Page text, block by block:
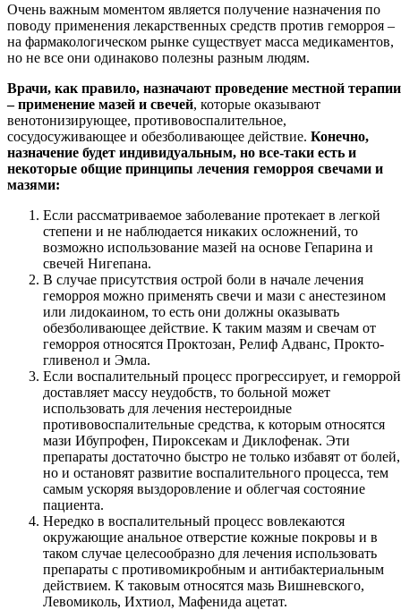
Очень важным моментом является получение назначения по
поводу применения лекарственных средств против геморроя –
на фармакологическом рынке существует масса медикаментов,
но не все они одинаково полезны разным людям.
Врачи, как правило, назначают проведение местной терапии
– применение мазей и свечей, которые оказывают
венотонизирующее, противовоспалительное,
сосудосуживающее и обезболивающее действие. Конечно,
назначение будет индивидуальным, но все-таки есть и
некоторые общие принципы лечения геморроя свечами и
мазями:
Если рассматриваемое заболевание протекает в легкой
степени и не наблюдается никаких осложнений, то
возможно использование мазей на основе Гепарина и
свечей Нигепана.
В случае присутствия острой боли в начале лечения
геморроя можно применять свечи и мази с анестезином
или лидокаином, то есть они должны оказывать
обезболивающее действие. К таким мазям и свечам от
геморроя относятся Проктозан, Релиф Адванс, Прокто-
гливенол и Эмла.
Если воспалительный процесс прогрессирует, и геморрой
доставляет массу неудобств, то больной может
использовать для лечения нестероидные
противовоспалительные средства, к которым относятся
мази Ибупрофен, Пироксекам и Диклофенак. Эти
препараты достаточно быстро не только избавят от болей,
но и остановят развитие воспалительного процесса, тем
самым ускоряя выздоровление и облегчая состояние
пациента.
Нередко в воспалительный процесс вовлекаются
окружающие анальное отверстие кожные покровы и в
таком случае целесообразно для лечения использовать
препараты с противомикробным и антибактериальным
действием. К таковым относятся мазь Вишневского,
Левомиколь, Ихтиол, Мафенида ацетат.